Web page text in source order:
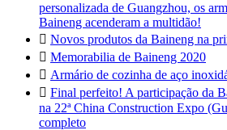
personalizada de Guangzhou, os
Baineng acenderam a multidão!
 Novos produtos da Baineng na
 Memorabilia de Baineng 2020
 Armário de cozinha de aço
 Final perfeito! A participação da
na 22ª China Construction Expo
completo